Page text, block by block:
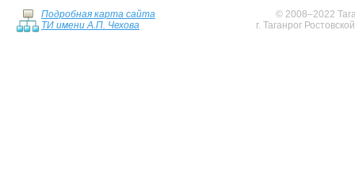
Подробная карта сайта
ТИ имени А.П. Чехова
© 2008–2022
г. Таганрог